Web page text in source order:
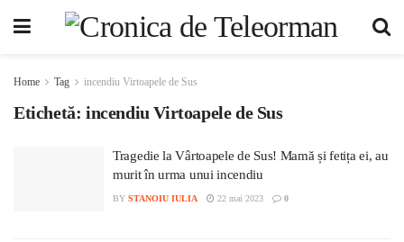
Home Tag incendiu Virtoapele de Sus
Etichetă: incendiu Virtoapele de Sus
Tragedie la Vârtoapele de Sus! Mamă și fetița ei, au
murit în urma unui incendiu
BY STANOIU IULIA 22 mai 2023 0